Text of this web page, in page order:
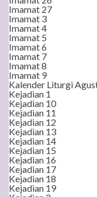
Imamat 27
Imamat 3
Imamat 4
Imamat 5
Imamat 6
Imamat 7
Imamat 8
Imamat 9
Kalender Liturgi
Kejadian 1
Kejadian 10
Kejadian 11
Kejadian 12
Kejadian 13
Kejadian 14
Kejadian 15
Kejadian 16
Kejadian 17
Kejadian 18
Kejadian 19